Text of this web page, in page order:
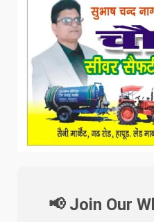
📢 Join Our